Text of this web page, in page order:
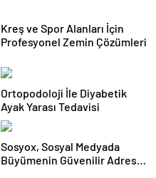
Kreş ve Spor Alanları İçin
Profesyonel Zemin Çözümleri
Ortopodoloji İle Diyabetik
Ayak Yarası Tedavisi
Sosyox, Sosyal Medyada
Büyümenin Güvenilir Adresi